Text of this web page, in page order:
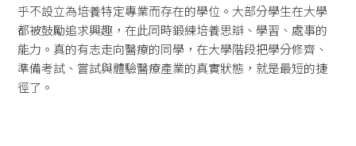
乎不設立為培養特定專業而存在的學位。大部分學生在大學
都被鼓勵追求興趣，在此同時鍛練培養思辯、學習、處事的
能力。真的有志走向醫療的同學，在大學階段把學分修齊、
準備考試、嘗試與體驗醫療產業的真實狀態，就是最短的捷
徑了。